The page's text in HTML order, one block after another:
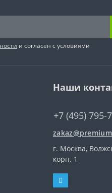
и согласен с условиями
Наши
+7 (495) 795-
г. Москва,
корп. 1